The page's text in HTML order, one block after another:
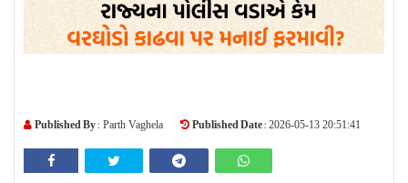
Published By : Parth Vaghela Published Date : 2026-05-13 20:51:41